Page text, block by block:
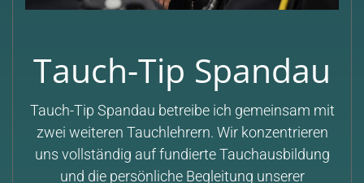
Tauch-Tip Spandau
Tauch-Tip Spandau betreibe ich gemeinsam mit
zwei weiteren Tauchlehrern. Wir konzentrieren
uns vollständig auf fundierte Tauchausbildung
und die persönliche Begleitung unserer